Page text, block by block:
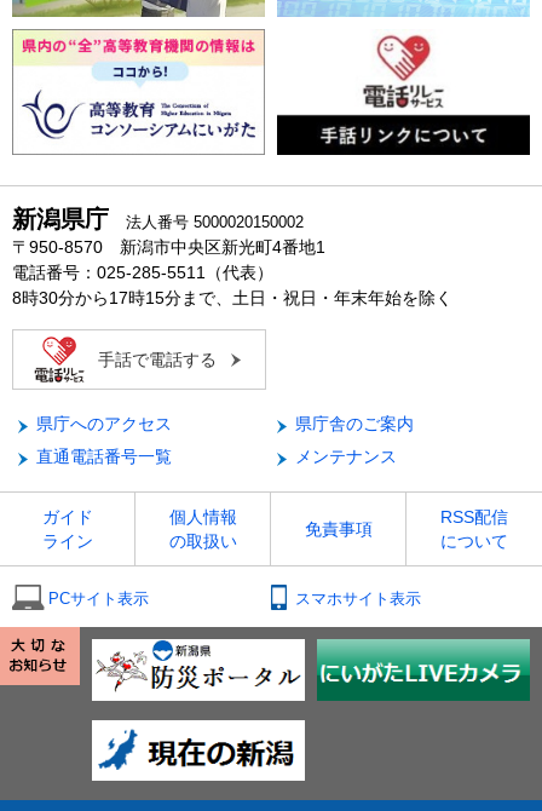
新潟県庁 法人番号 5000020150002
〒950-8570 新潟市中央区新光町4番地1
電話番号：025-285-5511（代表）
8時30分から17時15分まで、土日・祝日・年末年始を除く
手話で電話する
県庁へのアクセス
県庁舎のご案内
直通電話番号一覧
メンテナンス
ガイド
ライン
個人情報
の取扱い
免責事項
RSS配信
について
PCサイト表示 スマホサイト表示